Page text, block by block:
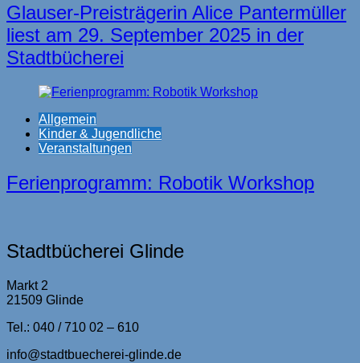
Glauser-Preisträgerin Alice Pantermüller
liest am 29. September 2025 in der
Stadtbücherei
Allgemein
Kinder & Jugendliche
Veranstaltungen
Ferienprogramm: Robotik Workshop
Stadtbücherei Glinde
Markt 2
21509 Glinde
Tel.: 040 / 710 02 – 610
info@stadtbuecherei-glinde.de